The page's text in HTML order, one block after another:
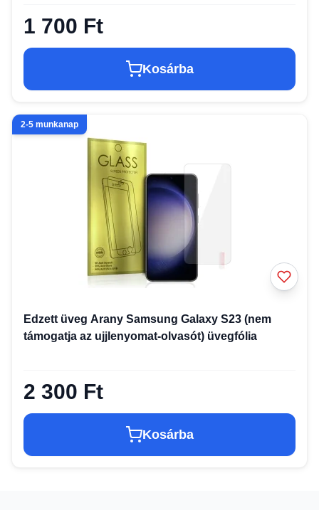
1 700 Ft
Kosárba
2-5 munkanap
Edzett üveg Arany Samsung Galaxy S23 (nem
támogatja az ujjlenyomat-olvasót) üvegfólia
2 300 Ft
Kosárba